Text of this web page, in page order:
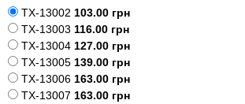
TX-13002 103.00 грн
TX-13003 116.00 грн
TX-13004 127.00 грн
TX-13005 139.00 грн
TX-13006 163.00 грн
TX-13007 163.00 грн